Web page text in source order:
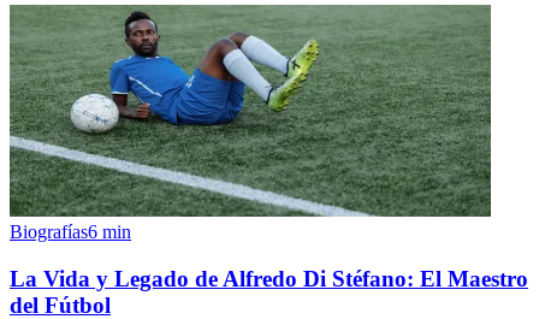
Biografías6 min
La Vida y Legado de Alfredo Di Stéfano: El Maestro
del Fútbol